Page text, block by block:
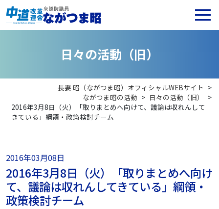
日々の活動 （旧）
長妻 昭（ながつま昭）オフィシャルWEBサイト >
ながつま昭の活動 > 日々の活動（旧）
>
2016年3月8日（火）「取りまとめへ向けて、議論は収れんして
きている」綱領・政策検討チーム
2016年03月08日
2016年3月8日（火）「取りまとめへ向け
て、議論は収れんしてきている」綱領・
政策検討チーム